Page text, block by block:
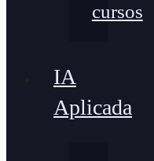
cursos
IA
Aplicada